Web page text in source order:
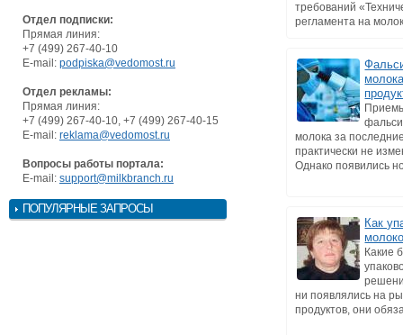
Отдел подписки:
Прямая линия:
+7 (499) 267-40-10
E-mail: podpiska@vedomost.ru
Отдел рекламы:
Прямая линия:
+7 (499) 267-40-10, +7 (499) 267-40-15
E-mail: reklama@vedomost.ru
Вопросы работы портала:
E-mail: support@milkbranch.ru
ПОПУЛЯРНЫЕ ЗАПРОСЫ
требований
регламента на
молока за
практически не
Однако появились
Как
Какие
ни появлялись на
продуктов, они